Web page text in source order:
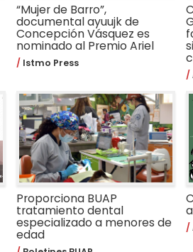
“Mujer de Barro”,
documental ayuujk de
Concepción Vásquez es
nominado al Premio Ariel
Istmo Press
Proporciona BUAP
tratamiento dental
especializado a menores de
edad